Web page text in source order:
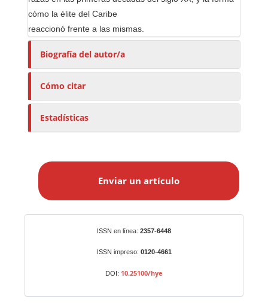
cómo la élite del Caribe
reaccionó frente a las mismas.
Biografía del autor/a
Cómo citar
Estadísticas
a
t
Enviar un artículo
ISSN en línea: 2357-6448
ISSN impreso: 0120-4661
DOI: 10.25100/hye